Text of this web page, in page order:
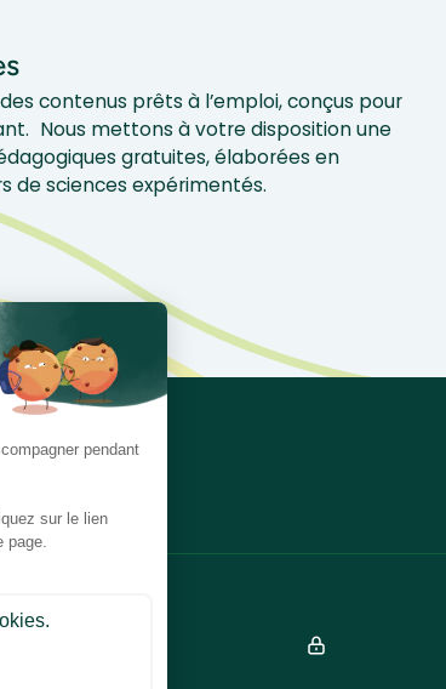
contenus prêts à l’emploi, conçus pour
Nous mettons à votre disposition une
gratuites, élaborées en
de sciences expérimentés.
needs, we are